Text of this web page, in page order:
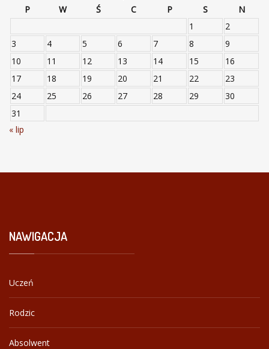
P
W Ś C P S
N
1
2
3
4 5 6 7 8
9
10
11 12 13 14 15
16
17
18 19 20 21 22
23
24
25 26 27 28 29
30
31
« lip
NAWIGACJA
Uczeń
Rodzic
Absolwent